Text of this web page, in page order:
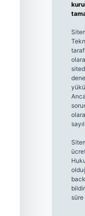
süre